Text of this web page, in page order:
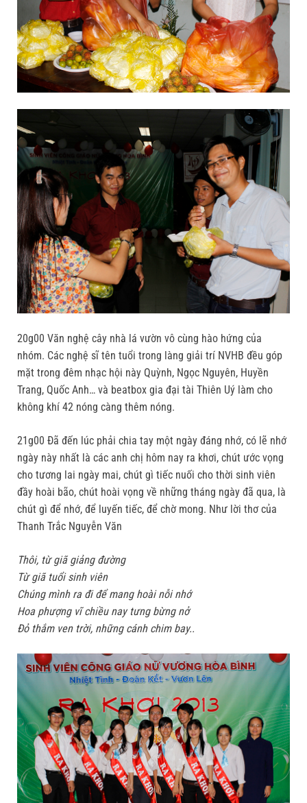
20g00 Văn nghệ cây nhà lá vườn vô cùng hào hứng của
nhóm. Các nghệ sĩ tên tuổi trong làng giải trí NVHB đều góp
mặt trong đêm nhạc hội này Quỳnh, Ngọc Nguyên, Huyền
Trang, Quốc Anh… và beatbox gia đại tài Thiên Uý làm cho
không khí 42 nóng càng thêm nóng.
21g00 Đã đến lúc phải chia tay một ngày đáng nhớ, có lẽ nhớ
ngày này nhất là các anh chị hôm nay ra khơi, chút ước vọng
cho tương lai ngày mai, chút gì tiếc nuối cho thời sinh viên
đầy hoài bão, chút hoài vọng về những tháng ngày đã qua, là
chút gì để nhớ, để luyến tiếc, để chờ mong. Như lời thơ của
Thanh Trắc Nguyễn Văn
Thôi, từ giã giảng đường
Từ giã tuổi sinh viên
Chúng mình ra đi để mang hoài nỗi nhớ
Hoa phượng vĩ chiều nay tưng bừng nở
Đỏ thắm ven trời, những cánh chim bay..